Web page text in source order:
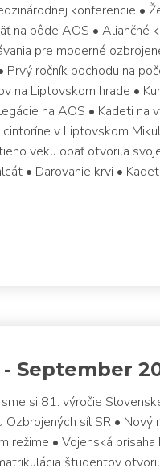
konferencie •
na pôde AOS •
pre moderné
ročník pochodu na
na Liptovskom hrade •
na AOS • Kadeti na
cintoríne v Liptovskom
veku opäť otvorila
• Darovanie krvi •
September
si 81. výročie
Ozbrojených síl SR •
režime • Vojenská
študentov